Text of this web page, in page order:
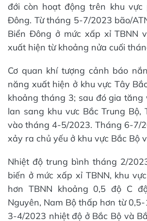
đới còn hoạt động trên khu vực
Đông. Từ tháng 5-7/2023 bão/
Biển Đông ở mức xấp xỉ TBNN
xuất hiện từ khoảng nửa cuối
Cơ quan khí tượng cảnh báo
năng xuất hiện ở khu vực Tây
khoảng tháng 3; sau đó gia tăng
lan sang khu vưc Bắc Trung Bộ,
vào tháng 4-5/2023. Tháng 6-7/
xảy ra chủ yếu ở khu vực Bắc Bộ
Nhiệt độ trung bình tháng 2/
biến ở mức xấp xỉ TBNN, khu
hơn TBNN khoảng 0,5 độ C
Nguyên, Nam Bộ thấp hơn từ
3-4/2023 nhiệt độ ở Bắc Bộ và